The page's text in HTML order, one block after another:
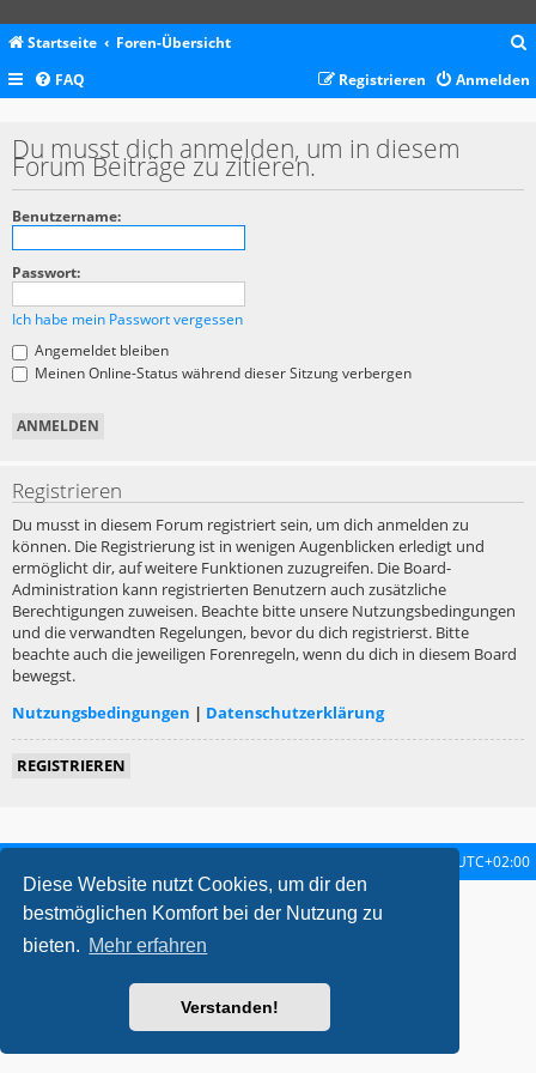
Diese Website nutzt Cookies, um dir den
bestmöglichen Komfort bei der Nutzung zu
bieten. Mehr erfahren
Verstanden!
Startseite Foren-Übersicht
c
FAQ Anmelden
Registrieren
Du musst dich anmelden, um in diesem
Forum Beiträge zu zitieren.
Benutzername:
Passwort:
Ich habe mein Passwort vergessen
Angemeldet bleiben
Meinen Online-Status während dieser Sitzung verbergen
Registrieren
Du musst in diesem Forum registriert sein, um dich anmelden zu
können. Die Registrierung ist in wenigen Augenblicken erledigt und
ermöglicht dir, auf weitere Funktionen zuzugreifen. Die Board-
Administration kann registrierten Benutzern auch zusätzliche
Berechtigungen zuweisen. Beachte bitte unsere Nutzungsbedingungen
und die verwandten Regelungen, bevor du dich registrierst. Bitte
beachte auch die jeweiligen Forenregeln, wenn du dich in diesem Board
bewegst.
Nutzungsbedingungen | Datenschutzerklärung
REGISTRIEREN
UTC+02:00
metrolike style by Eric Seguin Updated for phpBB3.2 by
Powered byphpBB ® Forum Software © phpBB Limited
Deutsche Übersetzung durch